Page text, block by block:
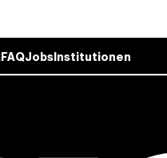
FAQJobs Institutionen